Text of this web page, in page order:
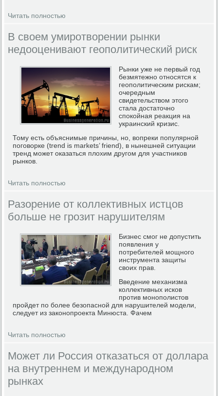
Читать полностью
В своем умиротворении рынки
недооценивают геополитический риск
Рынки уже не первый год
безмятежно относятся к
геополитическим рискам;
очередным
свидетельством этого
стала достаточно
спокойная реакция на
украинский кризис.
Тому есть объяснимые причины, но, вопреки популярной
поговорке (trend is markets’ friend), в нынешней ситуации
тренд может оказаться плохим другом для участников
рынков.
Читать полностью
Разорение от коллективных истцов
больше не грозит нарушителям
Бизнес смог не допустить
появления у
потребителей мощного
инструмента защиты
своих прав.
Введение механизма
коллективных исков
против монополистов
пройдет по более безопасной для нарушителей модели,
следует из законопроекта Минюста. Фачем
Читать полностью
Может ли Россия отказаться от доллара
на внутреннем и международном
рынках